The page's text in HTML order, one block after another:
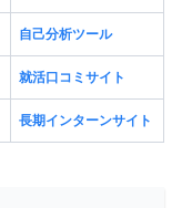
自己分析ツール
就活口コミサイト
長期インターンサイト